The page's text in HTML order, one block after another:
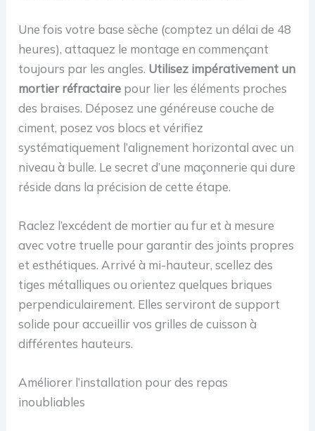
Une fois votre base sèche (comptez un délai de 48
heures), attaquez le montage en commençant
toujours par les angles. Utilisez impérativement un
mortier réfractaire pour lier les éléments proches
des braises. Déposez une généreuse couche de
ciment, posez vos blocs et vérifiez
systématiquement l’alignement horizontal avec un
niveau à bulle. Le secret d’une maçonnerie qui dure
réside dans la précision de cette étape.
Raclez l’excédent de mortier au fur et à mesure
avec votre truelle pour garantir des joints propres
et esthétiques. Arrivé à mi-hauteur, scellez des
tiges métalliques ou orientez quelques briques
perpendiculairement. Elles serviront de support
solide pour accueillir vos grilles de cuisson à
différentes hauteurs.
Améliorer l’installation pour des repas
inoubliables